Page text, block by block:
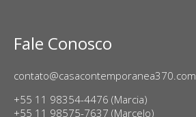
Fale Conosco
contato@casacontemporanea370.com
+55 11 98354-4476 (Marcia)
+55 11 98575-7637 (Marcelo)